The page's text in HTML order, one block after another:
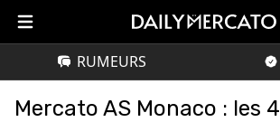
RUMEURS
Mercato AS Monaco : les 4